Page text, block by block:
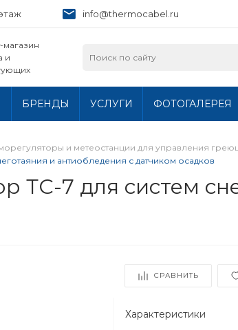
info@thermocabel.ru
магазин
и
БРЕНДЫ УСЛУГИ ФОТОГАЛЕРЕЯ
и метеостанции для управления
и антиобледения с датчиком осадков
ТС-7 для систем
СРАВНИТЬ
Характеристики